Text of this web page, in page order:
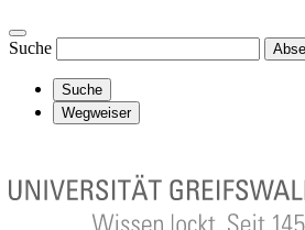
Suche
Suche
Wegweiser